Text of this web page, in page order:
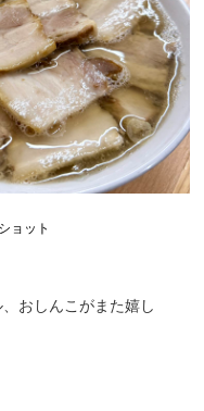
ョット
おしんこがまた嬉し